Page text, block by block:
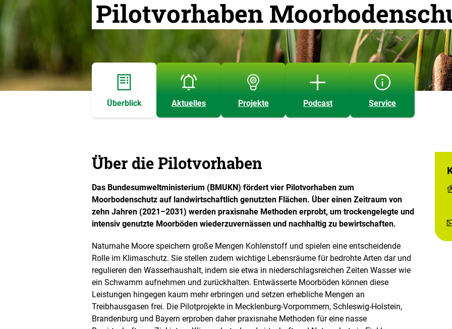
Pilotvorhaben
Überblick Aktuelles Projekte Podcast Service
Über die Pilotvorhaben
Das Bundesumweltministerium (BMUKN) fördert vier Pilotvorhaben zum
Moorbodenschutz auf landwirtschaftlich genutzten Flächen. Über einen Zeitraum von
zehn Jahren (2021–2031) werden praxisnahe Methoden erprobt, um trockengelegte und
intensiv genutzte Moorböden wiederzuvernässen und nachhaltig zu bewirtschaften.
Naturnahe Moore speichern große Mengen Kohlenstoff und spielen eine entscheidende
Rolle im Klimaschutz. Sie stellen zudem wichtige Lebensräume für bedrohte Arten dar und
regulieren den Wasserhaushalt, indem sie etwa in niederschlagsreichen Zeiten Wasser wie
ein Schwamm aufnehmen und zurückhalten. Entwässerte Moorböden können diese
Leistungen hingegen kaum mehr erbringen und setzen erhebliche Mengen an
Treibhausgasen frei. Die Pilotprojekte in Mecklenburg-Vorpommern, Schleswig-Holstein,
Brandenburg und Bayern erproben daher praxisnahe Methoden für eine nasse